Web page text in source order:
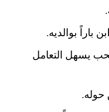
باراً بوالديه.
يسهل التعامل